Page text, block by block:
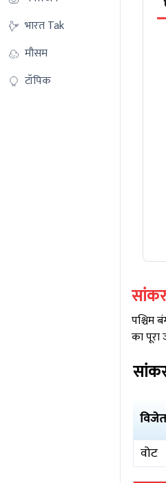
भारत Tak
मौसम
टॉपिक
पश्चिम
का
वोट